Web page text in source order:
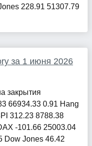
228.91 51307.79
за 1 июня 2026
закрытия
66934.33 0.91 Hang
312.23 8788.38
-101.66 25003.04
Dow Jones 46.42